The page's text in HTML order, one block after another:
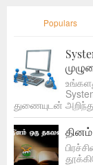
Populars
துணையுடன்